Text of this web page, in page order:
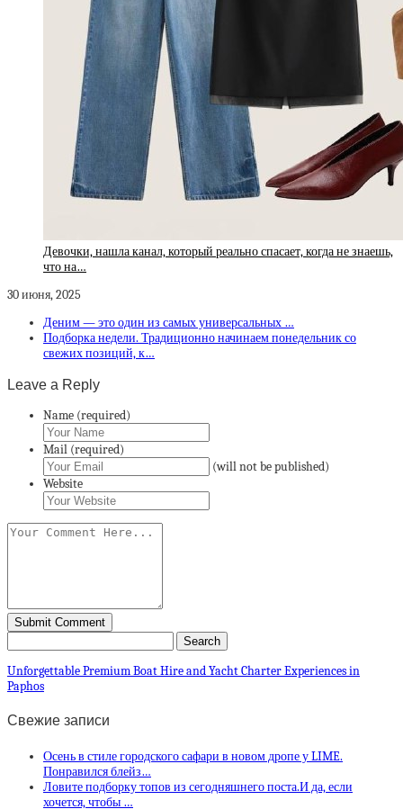
Девочки, нашла канал, который реально спасает, когда не знаешь,
что на…
30 июня, 2025
Деним — это один из самых универсальных …
Подборка недели. Традиционно начинаем понедельник со
свежих позиций, к…
Leave a Reply
Name (required)
Mail (required)
(will not be published)
Website
Unforgettable Premium Boat Hire and Yacht Charter Experiences in
Paphos
Свежие записи
Осень в стиле городского сафари в новом дропе у LIME.
Понравился блейз…
Ловите подборку топов из сегодняшнего поста.И да, если
хочется, чтобы …